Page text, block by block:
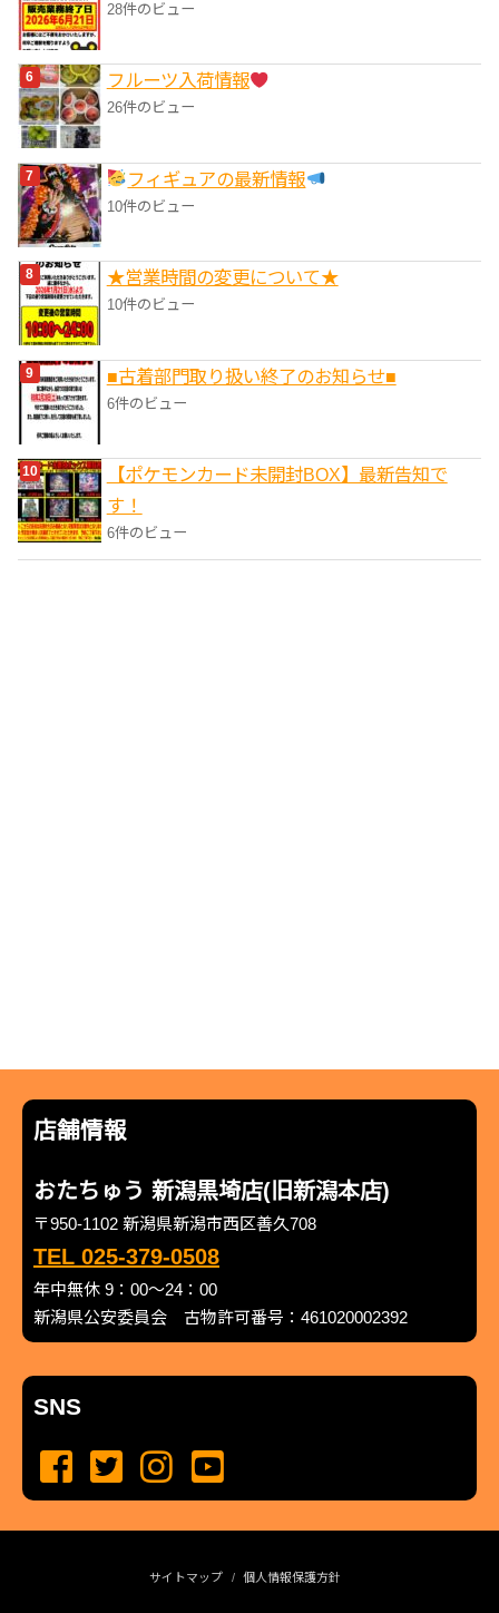
28件のビュー
フルーツ入荷情報
26件のビュー
フィギュアの最新情報
10件のビュー
★営業時間の変更について★
10件のビュー
■‎古着部門取り扱い終了のお知らせ■
6件のビュー
【ポケモンカード未開封BOX】最新告知で
す！
6件のビュー
店舗情報
おたちゅう 新潟黒埼店(旧新潟本店)
〒950-1102 新潟県新潟市西区善久708
TEL 025-379-0508
年中無休 9：00～24：00
新潟県公安委員会 古物許可番号：461020002392
SNS
サイトマップ 個人情報保護方針